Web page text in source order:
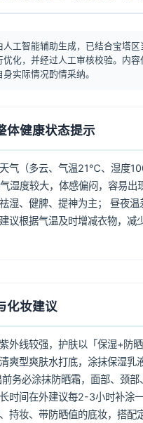
人工智能辅助生成，已结合宝塔区
优化，并经过人工审核校验。内容
实际情况酌情采纳。
体健康状态提示
气（多云、气温21℃、湿度
湿度较大，体感偏闷，容易出
湿、健脾、提神为主； 昼夜温
议根据气温及时增减衣物，减
化妆建议
外线较强，护肤以「保湿+防
爽型爽肤水打底，涂抹保湿乳
务必涂抹防晒霜，面部、颈部
时间在外建议每2-3小时补涂
持妆、带防晒值的底妆，搭配